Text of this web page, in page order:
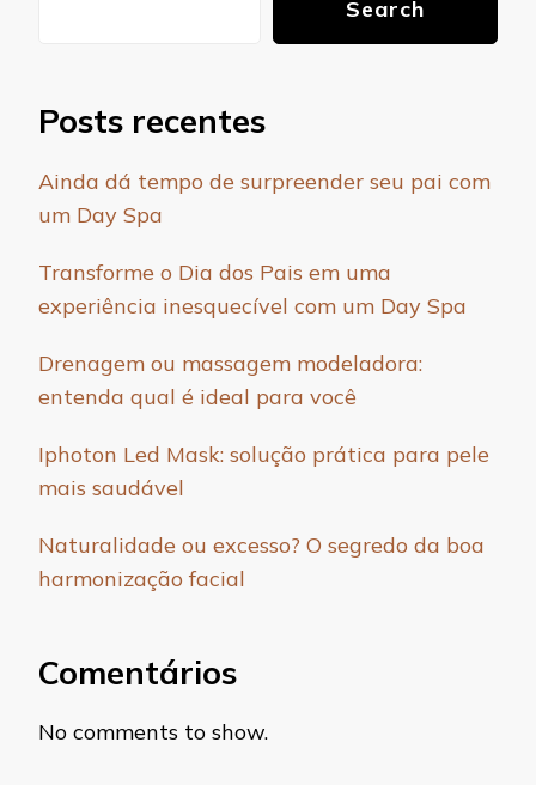
Search
Posts recentes
Ainda dá tempo de surpreender seu pai com
um Day Spa
Transforme o Dia dos Pais em uma
experiência inesquecível com um Day Spa
Drenagem ou massagem modeladora:
entenda qual é ideal para você
Iphoton Led Mask: solução prática para pele
mais saudável
Naturalidade ou excesso? O segredo da boa
harmonização facial
Comentários
No comments to show.